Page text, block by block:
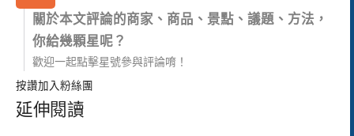
關於本文評論的商家、商品、景點、議題、方法，
你給幾顆星呢？
歡迎一起點擊星號參與評論唷！
按讚加入粉絲團
延伸閱讀